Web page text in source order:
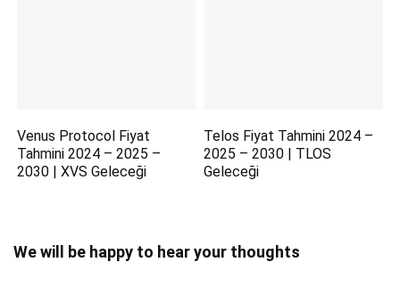
Venus Protocol Fiyat
Tahmini 2024 – 2025 –
2030 | XVS Geleceği
Telos Fiyat Tahmini 2024 –
2025 – 2030 | TLOS
Geleceği
We will be happy to hear your thoughts